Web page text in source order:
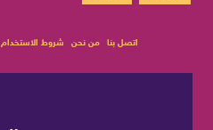
شروط الاستخدام من نحن اتصل بنا